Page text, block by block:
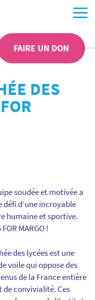
FAIRE UN DON
DES
soudée et motivée a
défi d’une incroyable
humaine et sportive.
FOR MARGO !
des lycées est une
voile qui oppose des
de la France entière
de convivialité. Ces